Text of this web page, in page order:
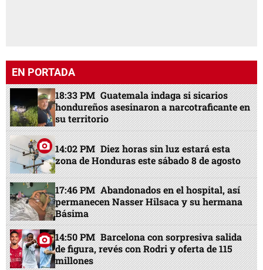
EN PORTADA
18:33 PM Guatemala indaga si sicarios
hondureños asesinaron a narcotraficante en
su territorio
14:02 PM Diez horas sin luz estará esta
zona de Honduras este sábado 8 de agosto
17:46 PM Abandonados en el hospital, así
permanecen Nasser Hilsaca y su hermana
Básima
14:50 PM Barcelona con sorpresiva salida
de figura, revés con Rodri y oferta de 115
millones